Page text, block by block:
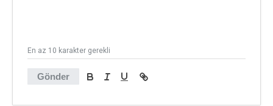
Gönder
En az 10 karakter gerekli